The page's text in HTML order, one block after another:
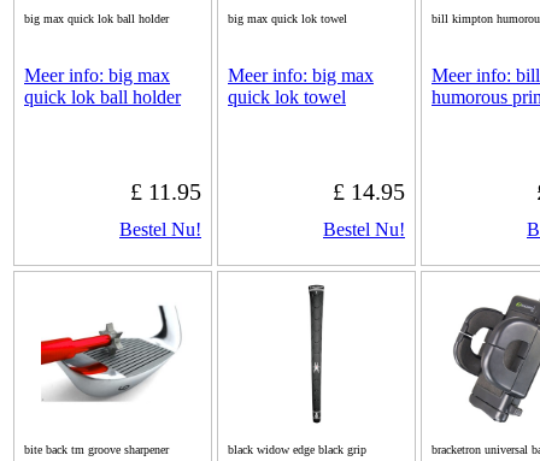
big max quick lok ball holder
Meer info: big max
quick lok ball holder
£ 11.95
Bestel Nu!
big max quick lok towel
Meer info: big max
quick lok towel
£ 14.95
Bestel Nu!
bill kimpton
Meer info:
humorous
bite back tm groove sharpener black widow edge black grip bracketron universal